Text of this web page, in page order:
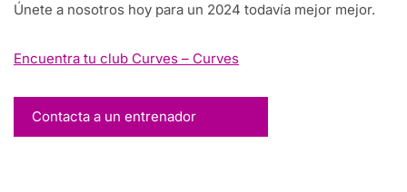
Únete a nosotros hoy para un 2024 todavía mejor mejor.
Encuentra tu club Curves – Curves
Contacta a un entrenador